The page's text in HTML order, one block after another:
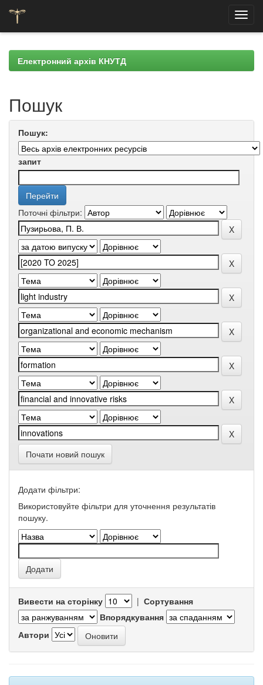
navigationЕлектронний архів КНУТД
Пошук
Пошук:
запит
Поточні фільтри:
Почати новий пошук
Додати фільтри:
Використовуйте фільтри для уточнення результатів
пошуку.
Вивести на сторінку | Сортування
Впорядкування
Автори